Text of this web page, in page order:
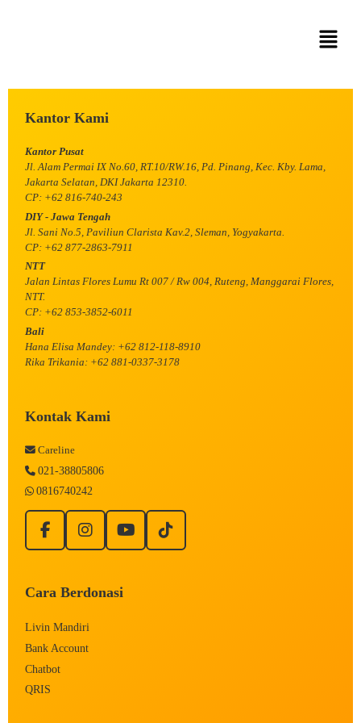
Kantor Kami
Kantor Pusat
Jl. Alam Permai IX No.60, RT.10/RW.16, Pd. Pinang, Kec. Kby. Lama,
Jakarta Selatan, DKI Jakarta 12310.
CP: +62 816-740-243
DIY - Jawa Tengah
Jl. Sani No.5, Paviliun Clarista Kav.2, Sleman, Yogyakarta.
CP: +62 877-2863-7911
NTT
Jalan Lintas Flores Lumu Rt 007 / Rw 004, Ruteng, Manggarai Flores,
NTT.
CP: +62 853-3852-6011
Bali
Hana Elisa Mandey: +62 812-118-8910
Rika Trikania: +62 881-0337-3178
Kontak Kami
Careline
021-38805806
0816740242
Cara Berdonasi
Livin Mandiri
Bank Account
Chatbot
QRIS